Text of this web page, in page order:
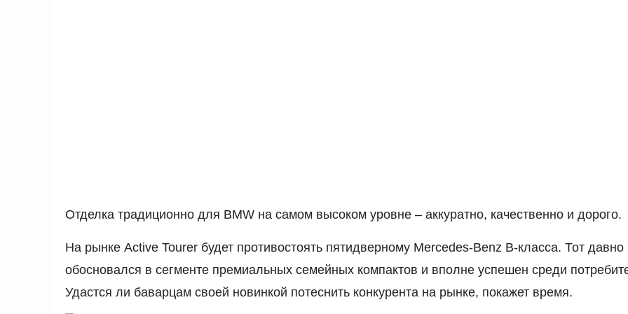
Отделка традиционно для BMW на самом высоком уровне – аккуратно, качественно и дорого.
На рынке Active Tourer будет противостоять пятидверному Mercedes-Benz B-класса. Тот давно
обосновался в сегменте премиальных семейных компактов и вполне успешен среди
Удастся ли баварцам своей новинкой потеснить конкурента на рынке, покажет время.